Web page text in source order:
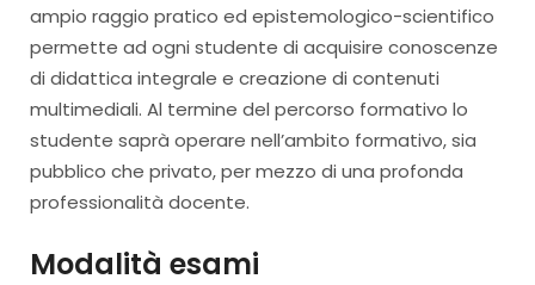
ampio raggio pratico ed epistemologico-scientifico
permette ad ogni studente di acquisire conoscenze
di didattica integrale e creazione di contenuti
multimediali. Al termine del percorso formativo lo
studente saprà operare nell’ambito formativo, sia
pubblico che privato, per mezzo di una profonda
professionalità docente.
Modalità esami